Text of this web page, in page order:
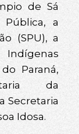
de Sá
a
(SPU), a
Indígenas
Paraná,
da
Secretaria
Idosa.